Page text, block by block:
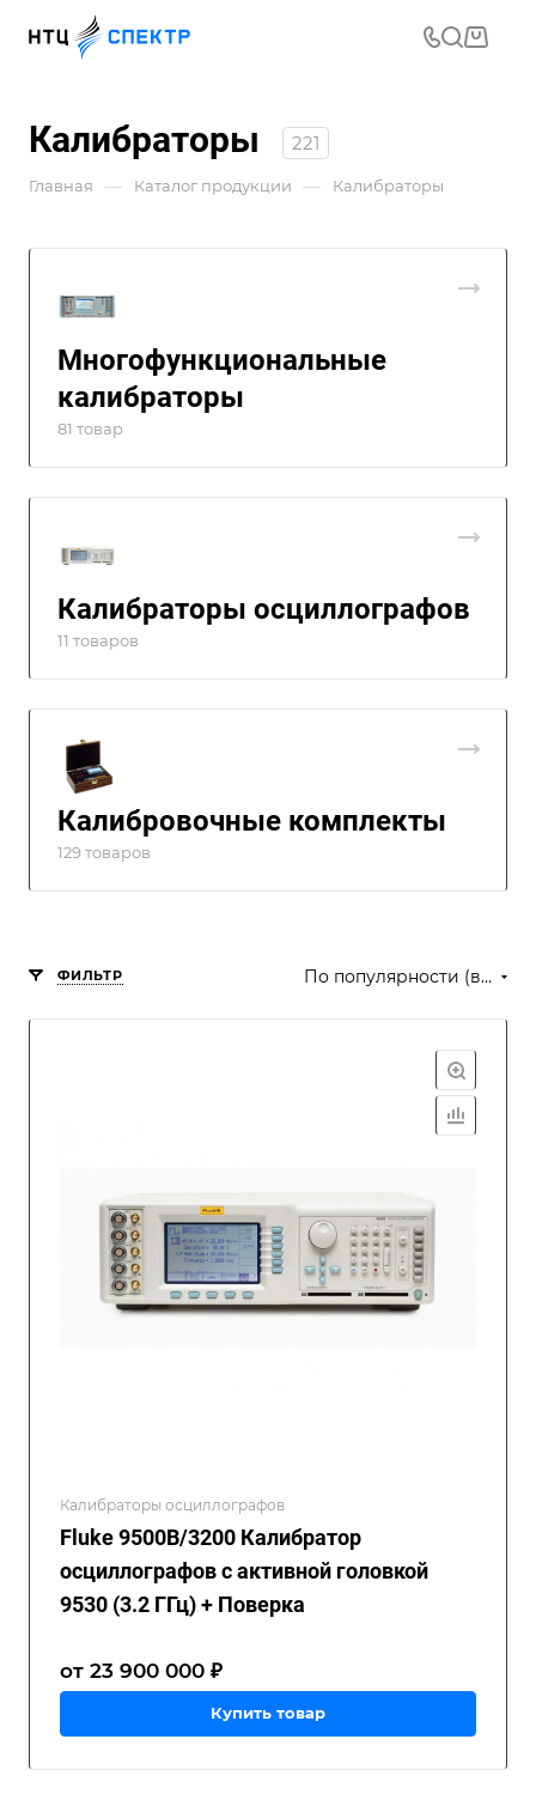
Калибраторы 221
Главная — Каталог продукции — Калибраторы
Многофункциональные
калибраторы
81 товар
Калибраторы осциллографов
11 товаров
Калибровочные комплекты
129 товаров
ФИЛЬТР По популярности (возрастание)
Калибраторы осциллографов
Fluke 9500B/3200 Калибратор
осциллографов с активной головкой
9530 (3.2 ГГц) + Поверка
от 23 900 000 ₽
Купить товар